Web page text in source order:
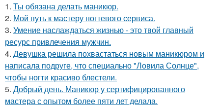
1. Ты обязана делать маникюр.
2. Мой путь к мастеру ногтевого сервиса.
3. Умение наслаждаться жизнью - это твой главный
ресурс привлечения мужчин.
4. Девушка решила похвастаться новым маникюром и
написала подруге, что специально "Ловила Солнце",
чтобы ногти красиво блестели.
5. Добрый день. Маникюр у сертифицированного
мастера с опытом более пяти лет делала.